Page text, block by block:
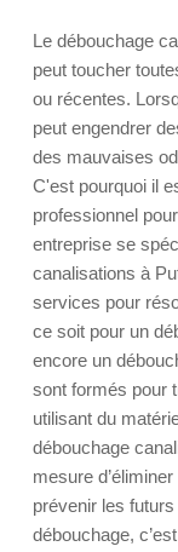
Le débouchage
peut toucher
ou récentes.
peut engendrer
des mauvaises
C'est pourquoi il
professionnel
entreprise se
canalisations à
services pour
ce soit pour un
encore un
sont formés pour
utilisant du
débouchage
mesure
prévenir les
débouchage,